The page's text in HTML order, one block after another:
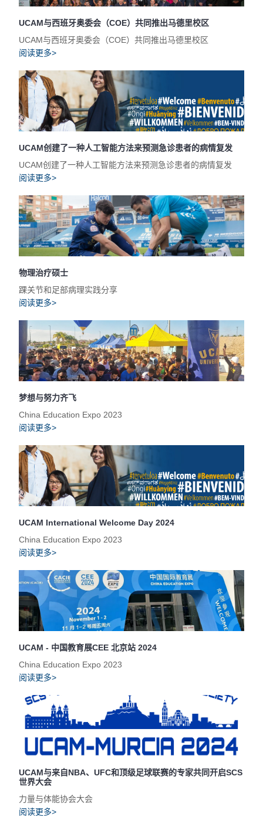
UCAM与西班牙奥委会（COE）共同推出马德里校区
UCAM与西班牙奥委会（COE）共同推出马德里校区
阅读更多>
UCAM创建了一种人工智能方法来预测急诊患者的病情复发
UCAM创建了一种人工智能方法来预测急诊患者的病情复发
阅读更多>
物理治疗硕士
踝关节和足部病理实践分享
阅读更多>
梦想与努力齐飞
China Education Expo 2023
阅读更多>
UCAM International Welcome Day 2024
China Education Expo 2023
阅读更多>
UCAM - 中国教育展CEE 北京站 2024
China Education Expo 2023
阅读更多>
UCAM与来自NBA、UFC和顶级足球联赛的专家共同开启SCS
世界大会
力量与体能协会大会
阅读更多>